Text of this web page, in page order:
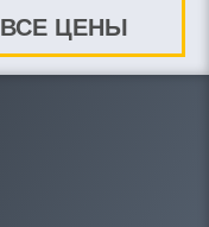
ВСЕ ЦЕНЫ